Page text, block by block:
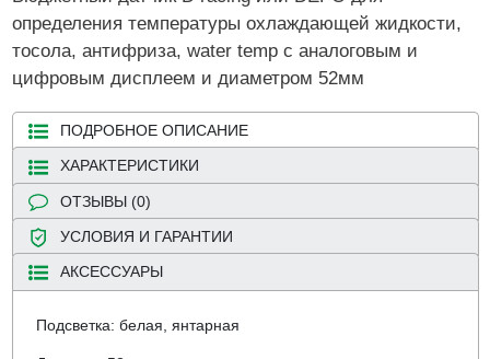
определения температуры охлаждающей жидкости,
тосола, антифриза, water temp с аналоговым и
цифровым дисплеем и диаметром 52мм
ПОДРОБНОЕ ОПИСАНИЕ
ХАРАКТЕРИСТИКИ
ОТЗЫВЫ (0)
УСЛОВИЯ И ГАРАНТИИ
АКСЕССУАРЫ
Подсветка: белая, янтарная